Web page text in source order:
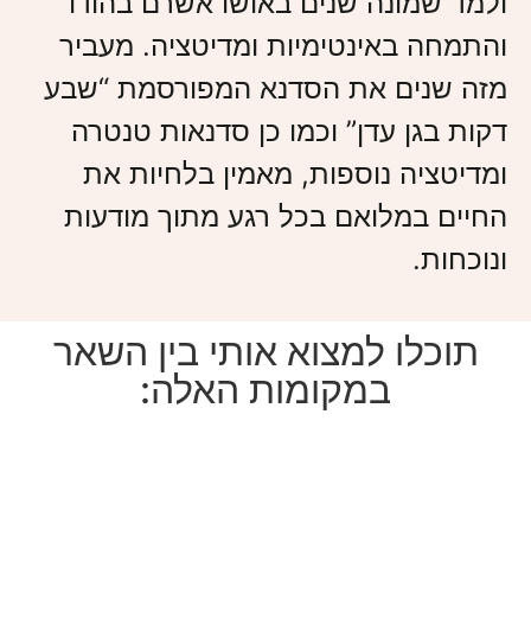
והתמחה באינטימיות ומדיטציה. מעביר
מזה שנים את הסדנא המפורסמת “שבע
דקות בגן עדן” וכמו כן סדנאות טנטרה
ומדיטציה נוספות, מאמין בלחיות את
החיים במלואם בכל רגע מתוך מודעות
ונוכחות.
תוכלו למצוא אותי בין השאר
במקומות האלה: